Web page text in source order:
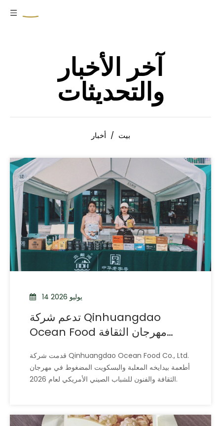
آخر الأخبار
والتحديثات
بيت / أخبار
14 يوليو 2026
تدعم شركة Qinhuangdao
Ocean Food مهرجان الثقافة
لعام 2026قدمت شركة Qinhuangdao Ocean Food Co., Ltd.
أطعمة بيدايخه المعلبة والبسكويت المضغوط في مهرجان
الثقافة والفنون للشباب الصيني الأمريكي لعام 2026.